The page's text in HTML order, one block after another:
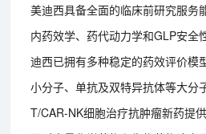
美迪西具备全面的临床前研究服务
内药效学、药代动力学和GLP安全
迪西已拥有多种稳定的药效评价模
小分子、单抗及双特异抗体等大分
T/CAR-NK细胞治疗抗肿瘤新药提